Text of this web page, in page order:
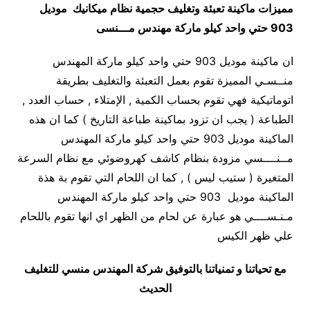
مميزات ماكينة تعبئة وتغليف حجمية نظام ميكانيك موديل
903 حتي واحد كيلو ماركة مهندس مـــنسى
ان ماكينة موديل 903 حتي واحد كيلو ماركة المهندس
منــسـي المميزة تقوم بعمل التعبئة والتغليف بطريقة
اتوماتيكية فهي تقوم بحساب الكمية , الإمتلاء , حساب العدد ,
الطباعة ( يجب ان تزود بماكينة طباعة التاريخ ) كما ان هذه
الماكينة موديل 903 حتي واحد كيلو ماركة المهندس
مــنــــسي مزودة بنظام كاشف كهروضوئي مع نظام السرعة
المتغيرة ( ستيب ليس ) , كما ان اللحام التي تقوم بة هذة
الماكينة موديل 903 حتي واحد كيلو ماركة المهندس
مـنـســــي هو عبارة عن لحام من الظهر اي انها تقوم باللحام
علي ظهر الكيس
مع تحياتنا و تمنياتنا بالتوفيق شركة المهندس منسي للتغليف
الحديث